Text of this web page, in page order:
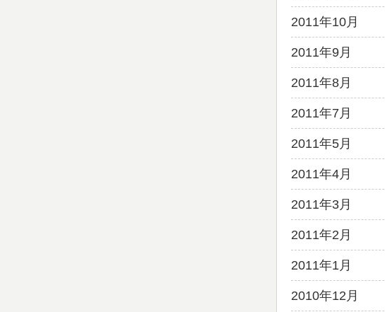
2011年10月
2011年9月
2011年8月
2011年7月
2011年5月
2011年4月
2011年3月
2011年2月
2011年1月
2010年12月